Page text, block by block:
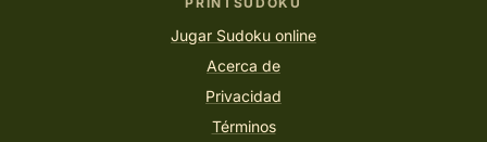
Jugar Sudoku online
Acerca de
Privacidad
Términos